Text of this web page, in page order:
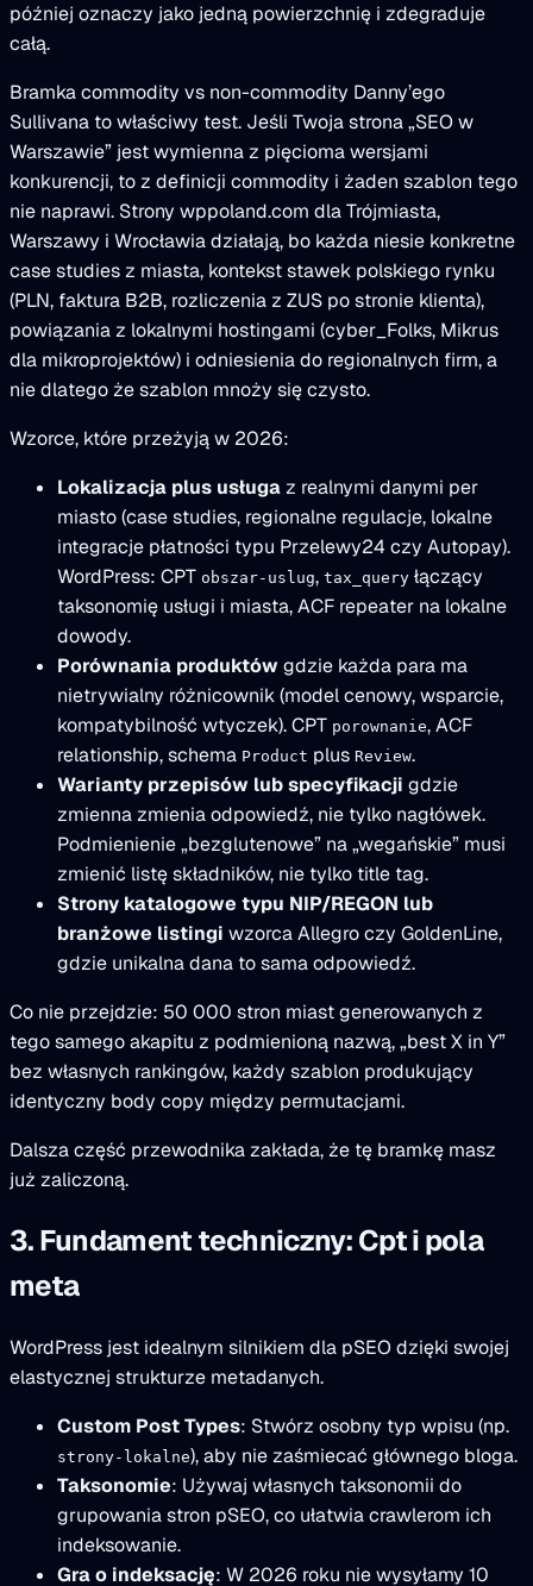
później oznaczy jako jedną powierzchnię i zdegraduje
całą.
Bramka commodity vs non-commodity Danny’ego
Sullivana to właściwy test. Jeśli Twoja strona „SEO w
Warszawie” jest wymienna z pięcioma wersjami
konkurencji, to z definicji commodity i żaden szablon tego
nie naprawi. Strony wppoland.com dla Trójmiasta,
Warszawy i Wrocławia działają, bo każda niesie konkretne
case studies z miasta, kontekst stawek polskiego rynku
(PLN, faktura B2B, rozliczenia z ZUS po stronie klienta),
powiązania z lokalnymi hostingami (cyber_Folks, Mikrus
dla mikroprojektów) i odniesienia do regionalnych firm, a
nie dlatego że szablon mnoży się czysto.
Wzorce, które przeżyją w 2026:
Lokalizacja plus usługa z realnymi danymi per
miasto (case studies, regionalne regulacje, lokalne
integracje płatności typu Przelewy24 czy Autopay).
WordPress: CPT obszar-uslug, tax_query łączący
taksonomię usługi i miasta, ACF repeater na lokalne
dowody.
Porównania produktów gdzie każda para ma
nietrywialny różnicownik (model cenowy, wsparcie,
kompatybilność wtyczek). CPT porownanie, ACF
relationship, schema Product plus Review.
Warianty przepisów lub specyfikacji gdzie
zmienna zmienia odpowiedź, nie tylko nagłówek.
Podmienienie „bezglutenowe” na „wegańskie” musi
zmienić listę składników, nie tylko title tag.
Strony katalogowe typu NIP/REGON lub
branżowe listingi wzorca Allegro czy GoldenLine,
gdzie unikalna dana to sama odpowiedź.
Co nie przejdzie: 50 000 stron miast generowanych z
tego samego akapitu z podmienioną nazwą, „best X in Y”
bez własnych rankingów, każdy szablon produkujący
identyczny body copy między permutacjami.
Dalsza część przewodnika zakłada, że tę bramkę masz
już zaliczoną.
3. Fundament techniczny: Cpt i pola
meta
WordPress jest idealnym silnikiem dla pSEO dzięki swojej
elastycznej strukturze metadanych.
Custom Post Types: Stwórz osobny typ wpisu (np.
strony-lokalne), aby nie zaśmiecać głównego bloga.
Taksonomie: Używaj własnych taksonomii do
grupowania stron pSEO, co ułatwia crawlerom ich
indeksowanie.
Gra o indeksację: W 2026 roku nie wysyłamy 10